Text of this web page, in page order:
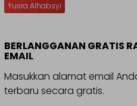
Yusra Alhabsyi
BERLANGGANAN GRATIS
EMAIL
Masukkan alamat email
terbaru secara gratis.